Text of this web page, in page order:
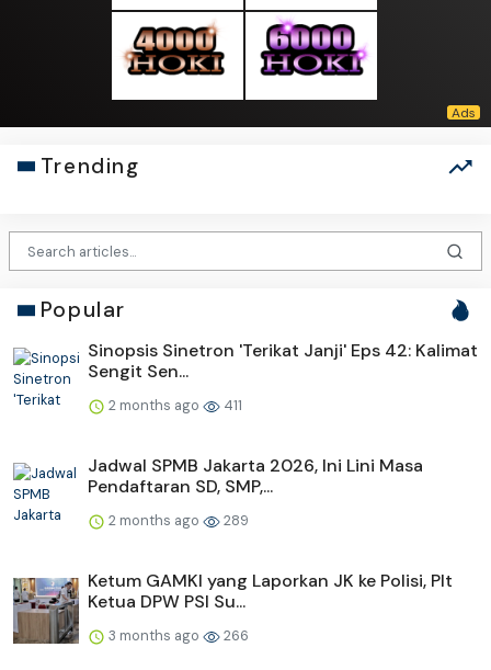
Trending
Popular
Sinopsis Sinetron 'Terikat Janji' Eps 42: Kalimat
Sengit Sen...
2 months ago 411
Jadwal SPMB Jakarta 2026, Ini Lini Masa
Pendaftaran SD, SMP,...
2 months ago 289
Ketum GAMKI yang Laporkan JK ke Polisi, Plt
Ketua DPW PSI Su...
3 months ago 266